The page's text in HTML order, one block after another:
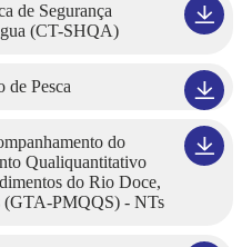
de Segurança
(CT-SHQA)
de Pesca
do
Qualiquantitativo
do Rio Doce,
(GTA-PMQQS) - NTs